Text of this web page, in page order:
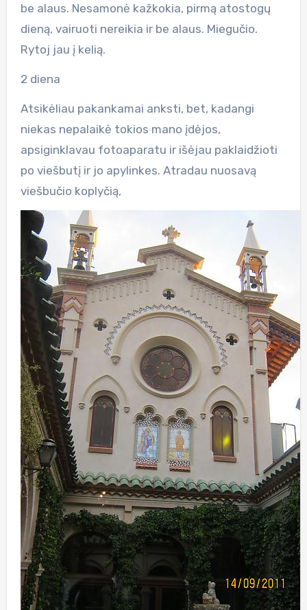
be alaus. Nesamonė kažkokia, pirmą atostogų
dieną, vairuoti nereikia ir be alaus. Miegučio.
Rytoj jau į kelią.
2 diena
Atsikėliau pakankamai anksti, bet, kadangi
niekas nepalaikė tokios mano įdėjos,
apsiginklavau fotoaparatu ir išėjau paklaidžioti
po viešbutį ir jo apylinkes. Atradau nuosavą
viešbučio koplyčią,